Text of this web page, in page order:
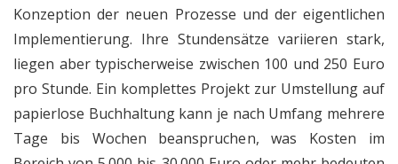
Konzeption der neuen Prozesse und der eigentlichen
Implementierung. Ihre Stundensätze variieren stark,
liegen aber typischerweise zwischen 100 und 250 Euro
pro Stunde. Ein komplettes Projekt zur Umstellung auf
papierlose Buchhaltung kann je nach Umfang mehrere
Tage bis Wochen beanspruchen, was Kosten im